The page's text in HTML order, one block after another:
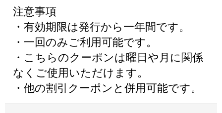
注意事項
・有効期限は発行から一年間です。
・一回のみご利用可能です。
・こちらのクーポンは曜日や月に関係
なくご使用いただけます。
・他の割引クーポンと併用可能です。